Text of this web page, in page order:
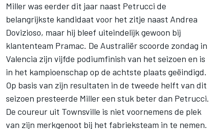
Miller was eerder dit jaar naast Petrucci de
belangrijkste kandidaat voor het zitje naast Andrea
Dovizioso, maar hij bleef uiteindelijk gewoon bij
klantenteam Pramac. De Australiër scoorde zondag in
Valencia zijn vijfde podiumfinish van het seizoen en is
in het kampioenschap op de achtste plaats geëindigd.
Op basis van zijn resultaten in de tweede helft van dit
seizoen presteerde Miller een stuk beter dan Petrucci.
De coureur uit Townsville is niet voornemens de plek
van zijn merkgenoot bij het fabrieksteam in te nemen.